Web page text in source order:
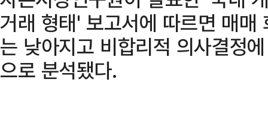
거래 형태' 보고서에 따르면 매매
는 낮아지고 비합리적 의사결정
으로 분석됐다.